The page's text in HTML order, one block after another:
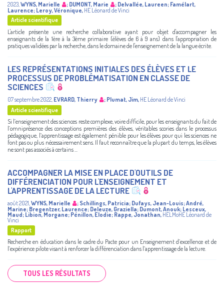
2023 WYNS, Marielle ; DUMONT, Marie ; Delvallée, Laureen; Famélart,
Laurence; Leroy, Véronique, HE Léonard de Vinci
Article scientifique
L'article présente une recherche collaborative ayant pour objet d'accompagner les
enseignants de la 1ère à la 3ème primaire (élèves de 6 à 9 ans) dans l'appropriation de
pratiques validées par la recherche, dans le domaine de l'enseignement de la langue écrite.
LES REPRÉSENTATIONS INITIALES DES ÉLÈVES ET LE
PROCESSUS DE PROBLÉMATISATION EN CLASSE DE
SCIENCES
07 septembre 2022 EVRARD, Thierry ; Plumat, Jim, HE Léonard de Vinci
Article scientifique
Si l’enseignement des sciences reste complexe, voire difficile, pour les enseignants du fait de
l’omniprésence des conceptions premières des élèves, véritables scories dans le processus
pédagogique, l’apprentissage est également pénible pour les élèves pour qui les sciences ne
font pas ou plus nécessairement sens. Il faut reconnaître que la plupart du temps, les élèves
ne sont pas associés à certains ...
ACCOMPAGNER LA MISE EN PLACE D'OUTILS DE
DIFFÉRENCIATION POUR L'ENSEIGNEMENT ET
L'APPRENTISSAGE DE LA LECTURE
août 2021,WYNS, Marielle ; Schillings, Patricia; Dufays, Jean-Louis;André,
Marine; Bregentzer, Laurence; Deleuze, Graziella; Dumont, Anouk; Lesceux,
Maud; Libion, Morgane; Pénillon, Elodie; Rappe, Jonathan, HELMoHE Léonard de
Vinci
Rapport
Recherche en éducation dans le cadre du Pacte pour un Enseignement d’excellence et de
l’expérience pilote visant à renforcer la différenciation dans l’apprentissage de la lecture.
TOUS LES RÉSULTATS